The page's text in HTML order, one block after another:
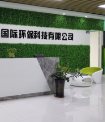
污染治理资质等级证
书”）、拥有多名高级《环
境工程高级工程师》室内
空气治理资格认证的治理
人员、掌握室内空气净化
治理实用技术和五项专利
技术、八项计算机软件著
作权登记证书等。研发实